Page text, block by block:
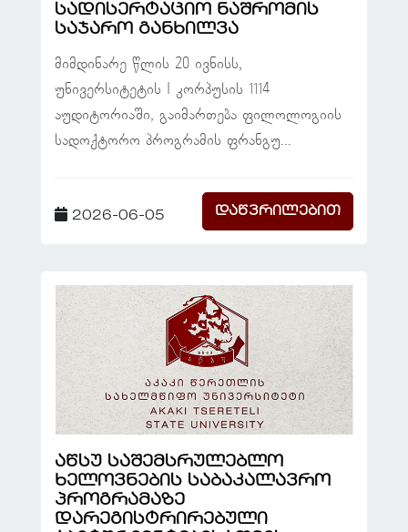
სადისერტაციო ნაშრომის
საჯარო განხილვა
მიმდინარე წლის 20 ივნისს,
უნივერსიტეტის I კორპუსის 1114
აუდიტორიაში, გაიმართება ფილოლოგიის
სადოქტორო პროგრამის ფრანგუ...
2026-06-05 დაწვრილებით
აწსუ საშემსრულებლო
ხელოვნების საბაკალავრო
პროგრამაზე
დარეგისტრირებული